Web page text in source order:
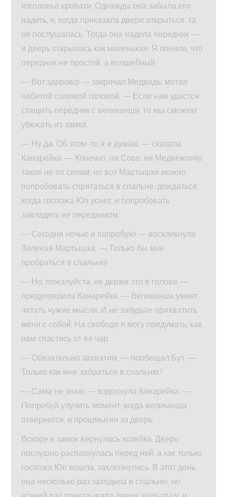
изголовье кровати. Однажды она забыла его
надеть, и, когда приказала двери открыться, та
не послушалась. Тогда она надела передник —
и дверь открылась как миленькая. Я поняла, что
передник не простой, а волшебный.
— Вот здорово! — закричал Медведь, мотая
набитой соломой головой. — Если нам удастся
стащить передник с великанши, то мы сможем
убежать из замка.
— Ну да. Об этом-то я и думаю, — сказала
Канарейка. — Конечно, ни Сове, ни Медвежонку
такое не по силам, но вот Мартышке можно
попробовать спрятаться в спальне, дождаться,
когда госпожа Юп уснет, и попробовать
завладеть ее передником.
— Сегодня ночью и попробую! — воскликнула
Зеленая Мартышка. — Только бы мне
пробраться в спальню!
— Но, пожалуйста, не держи это в голове, —
предупредила Канарейка. — Великанша умеет
читать чужие мысли. И не забудьте прихватить
меня с собой. На свободе я могу придумать, как
нам спастись от ее чар.
— Обязательно захватим, — пообещал Бут. —
Только как мне забраться в спальню?
— Сама не знаю, — вздохнула Канарейка. —
Попробуй улучить момент, когда великанша
отвернется, и прошмыгни за дверь.
Вскоре в замок вернулась хозяйка. Дверь
послушно распахнулась перед ней, а как только
госпожа Юп вошла, захлопнулась. В этот день
она несколько раз заходила в спальню, но